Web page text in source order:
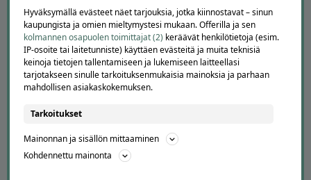
APUA JA NEUVOJA
Asiakaspalvelu
Kuinka Offerilla toimii
Usein kysytyt kysymykset
Hyväksymällä evästeet näet tarjouksia, jotka kiinnostavat – sinun
kaupungista ja omien mieltymystesi mukaan. Offerilla ja sen
kolmannen osapuolen toimittajat (2) keräävät henkilötietoja (esim.
IP-osoite tai laitetunniste) käyttäen evästeitä ja muita teknisiä
keinoja tietojen tallentamiseen ja lukemiseen laitteellasi
tarjotakseen sinulle tarkoituksenmukaisia mainoksia ja parhaan
mahdollisen asiakaskokemuksen.
Tarkoitukset
Mainonnan ja sisällön mittaaminen
Kohdennettu mainonta